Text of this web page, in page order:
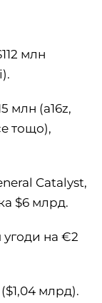
млн
млн (a16z,
тощо),
Catalyst,
$6 млрд.
угоди на €2
млрд).